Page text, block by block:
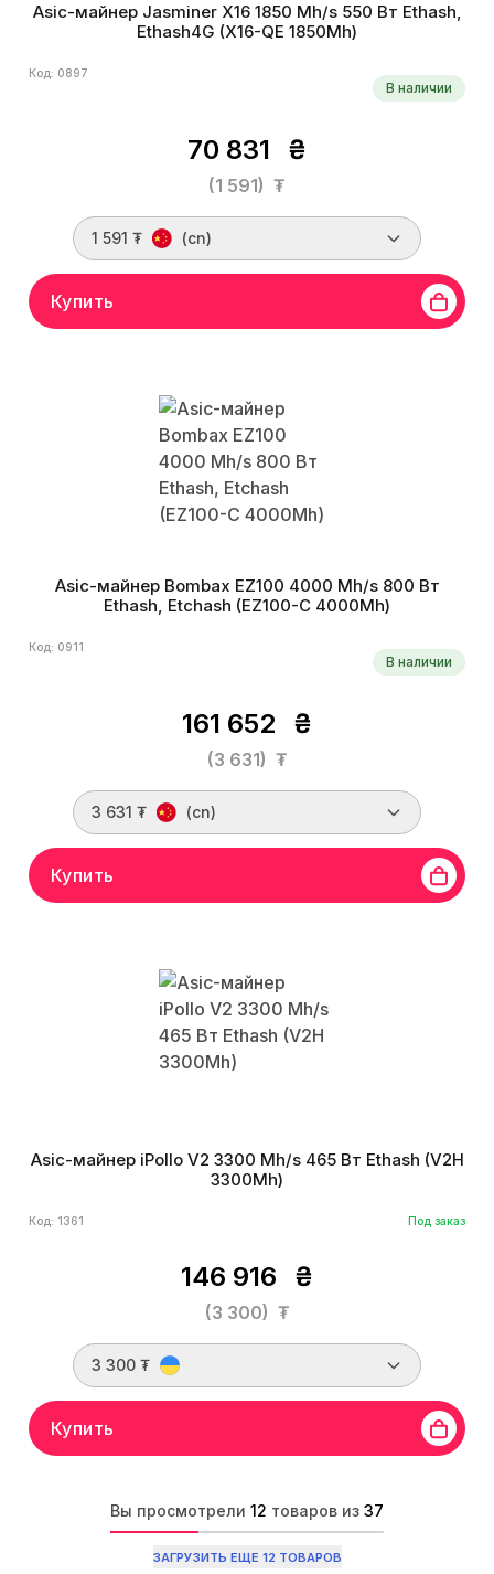
Asic-майнер Jasminer X16 1850 Mh/s 550 Вт Ethash,
Ethash4G (X16-QE 1850Mh)
Код: 0897
В наличии
70 831 ₴
(1 591) ₮
1 591 ₮ (cn)
Купить
Asic-майнер Bombax EZ100 4000 Mh/s 800 Вт
Ethash, Etchash (EZ100-C 4000Mh)
Код: 0911
В наличии
161 652 ₴
(3 631) ₮
3 631 ₮ (cn)
Купить
Asic-майнер iPollo V2 3300 Mh/s 465 Вт Ethash (V2H
3300Mh)
Код: 1361 Под заказ
146 916 ₴
(3 300) ₮
3 300 ₮
Купить
Вы просмотрели 12 товаров из 37
ЗАГРУЗИТЬ ЕЩЕ 12 ТОВАРОВ